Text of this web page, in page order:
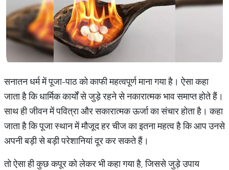
सनातन धर्म में पूजा-पाठ को काफी महत्वपूर्ण माना गया है। ऐसा कहा
जाता है कि धार्मिक कार्यों से जुड़े रहने से नकारात्मक भाव समाप्त होते हैं।
साथ ही जीवन में पवित्रा और सकारात्मक ऊर्जा का संचार होता है। कहा
जाता है कि पूजा स्थान में मौजूद हर चीज का इतना महत्व है कि आप उनसे
अपनी बड़ी से बड़ी परेशानियां दूर कर सकते हैं।
तो ऐसा ही कुछ कपूर को लेकर भी कहा गया है, जिससे जुड़े उपाय